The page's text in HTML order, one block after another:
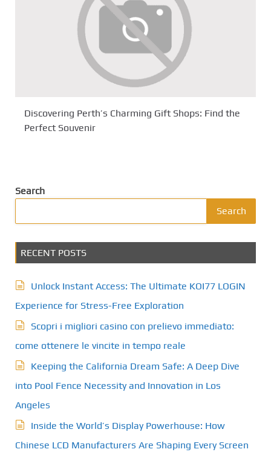
Discovering Perth’s Charming Gift Shops: Find the
Perfect Souvenir
Search
Search
RECENT POSTS
Unlock Instant Access: The Ultimate KOI77 LOGIN
Experience for Stress-Free Exploration
Scopri i migliori casino con prelievo immediato:
come ottenere le vincite in tempo reale
Keeping the California Dream Safe: A Deep Dive
into Pool Fence Necessity and Innovation in Los
Angeles
Inside the World’s Display Powerhouse: How
Chinese LCD Manufacturers Are Shaping Every Screen